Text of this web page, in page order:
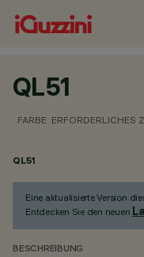
QL51
FARBE ERFORDERLICHES
QL51
Eine aktualisierte Version
Entdecken Sie den neuen
BESCHREIBUNG